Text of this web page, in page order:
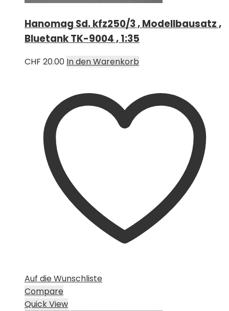
Hanomag Sd. kfz250/3 , Modellbausatz ,
Bluetank TK-9004 , 1:35
CHF 20.00 In den Warenkorb
Auf die Wunschliste
Compare
Quick View